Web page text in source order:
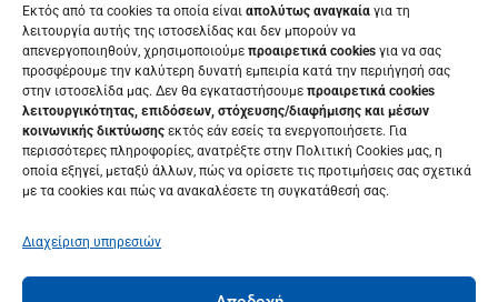
Εκτός από τα cookies τα οποία είναι απολύτως αναγκαία για τη
λειτουργία αυτής της ιστοσελίδας και δεν μπορούν να
απενεργοποιηθούν, χρησιμοποιούμε προαιρετικά cookies για να σας
προσφέρουμε την καλύτερη δυνατή εμπειρία κατά την περιήγησή σας
στην ιστοσελίδα μας. Δεν θα εγκαταστήσουμε προαιρετικά cookies
λειτουργικότητας, επιδόσεων, στόχευσης/διαφήμισης και μέσων
κοινωνικής δικτύωσης εκτός εάν εσείς τα ενεργοποιήσετε. Για
περισσότερες πληροφορίες, ανατρέξτε στην Πολιτική Cookies μας, η
οποία εξηγεί, μεταξύ άλλων, πώς να ορίσετε τις προτιμήσεις σας σχετικά
με τα cookies και πώς να ανακαλέσετε τη συγκατάθεσή σας.
Διαχείριση υπηρεσιών
Επικοινωνήστε μαζί μας
Συχνές Ερωτήσεις